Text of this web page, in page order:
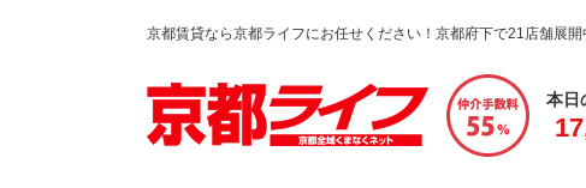
京都賃貸なら京都ライフにお任せください！京都府下で21店舗展開
本日